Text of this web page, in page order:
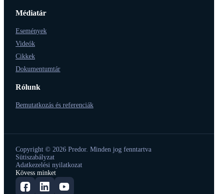
Médiatár
Események
Videók
Cikkek
Dokumentumtár
Rólunk
Bemutatkozás és referenciák
Copyright © 2026 Predor. Minden jog fenntartva
Sütiszabályzat
Adatkezelési nyilatkozat
Kövess minket